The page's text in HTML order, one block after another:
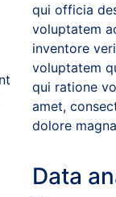
qui officia
voluptatem
inventore
voluptatem
qui ratione
amet,
dolore
Data